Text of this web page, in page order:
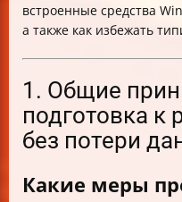
встроенные средства
а также как избежать
1. Общие
подготовка к
без потери
Какие меры